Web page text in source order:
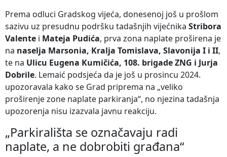
Prema odluci Gradskog vijeća, donesenoj još u prošlom
sazivu uz presudnu podršku tadašnjih vijećnika Stribora
Valente i Mateja Pudića, prva zona naplate proširena je
na naselja Marsonia, Kralja Tomislava, Slavonija I i II,
te na Ulicu Eugena Kumičića, 108. brigade ZNG i Jurja
Dobrile. Lemaić podsjeća da je još u prosincu 2024.
upozoravala kako se Grad priprema na „veliko
proširenje zone naplate parkiranja“, no njezina tadašnja
upozorenja nisu izazvala javnu reakciju.
„Parkirališta se označavaju radi
naplate, a ne dobrobiti građana“